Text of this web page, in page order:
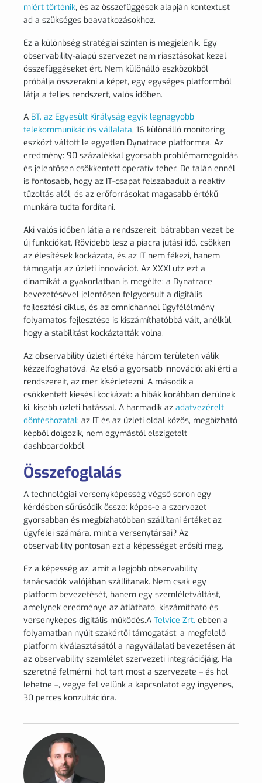
miért történik, és az összefüggések alapján kontextust
ad a szükséges beavatkozásokhoz.
Ez a különbség stratégiai szinten is megjelenik. Egy
observability-alapú szervezet nem riasztásokat kezel,
összefüggéseket ért. Nem különálló eszközökből
próbálja összerakni a képet, egy egységes platformból
látja a teljes rendszert, valós időben.
A BT, az Egyesült Királyság egyik legnagyobb
telekommunikációs vállalata, 16 különálló monitoring
eszközt váltott le egyetlen Dynatrace platformra. Az
eredmény: 90 százalékkal gyorsabb problémamegoldás
és jelentősen csökkentett operatív teher. De talán ennél
is fontosabb, hogy az IT-csapat felszabadult a reaktív
tűzoltás alól, és az erőforrásokat magasabb értékű
munkára tudta fordítani.
Aki valós időben látja a rendszereit, bátrabban vezet be
új funkciókat. Rövidebb lesz a piacra jutási idő, csökken
az élesítések kockázata, és az IT nem fékezi, hanem
támogatja az üzleti innovációt. Az XXXLutz ezt a
dinamikát a gyakorlatban is megélte: a Dynatrace
bevezetésével jelentősen felgyorsult a digitális
fejlesztési ciklus, és az omnichannel ügyfélélmény
folyamatos fejlesztése is kiszámíthatóbbá vált, anélkül,
hogy a stabilitást kockáztatták volna.
Az observability üzleti értéke három területen válik
kézzelfoghatóvá. Az első a gyorsabb innováció: aki érti a
rendszereit, az mer kísérletezni. A második a
csökkentett kiesési kockázat: a hibák korábban derülnek
ki, kisebb üzleti hatással. A harmadik az adatvezérelt
döntéshozatal: az IT és az üzleti oldal közös, megbízható
képből dolgozik, nem egymástól elszigetelt
dashboardokból.
Összefoglalás
A technológiai versenyképesség végső soron egy
kérdésben sűrűsödik össze: képes-e a szervezet
gyorsabban és megbízhatóbban szállítani értéket az
ügyfelei számára, mint a versenytársai? Az
observability pontosan ezt a képességet erősíti meg.
Ez a képesség az, amit a legjobb observability
tanácsadók valójában szállítanak. Nem csak egy
platform bevezetését, hanem egy szemléletváltást,
amelynek eredménye az átlátható, kiszámítható és
versenyképes digitális működés.A Telvice Zrt. ebben a
folyamatban nyújt szakértői támogatást: a megfelelő
platform kiválasztásától a nagyvállalati bevezetésen át
az observability szemlélet szervezeti integrációjáig. Ha
szeretné felmérni, hol tart most a szervezete – és hol
lehetne –, vegye fel velünk a kapcsolatot egy ingyenes,
30 perces konzultációra.